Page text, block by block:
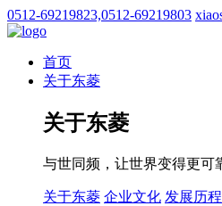
0512-69219823,0512-69219803
首页
关于东菱
关于东菱
与世同频，让世界变得更可
关于东菱 企业文化 发展历程